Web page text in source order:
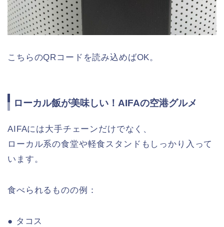
こちらのQRコードを読み込めばOK。
ローカル飯が美味しい！AIFAの空港グルメ
AIFAには大手チェーンだけでなく、
ローカル系の食堂や軽食スタンドもしっかり入って
います。
食べられるものの例：
● タコス